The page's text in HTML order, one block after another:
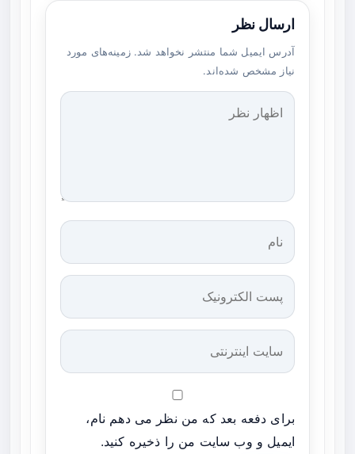
ارسال نظر
آدرس ایمیل شما منتشر نخواهد شد. زمینه‌های مورد
نیاز مشخص شده‌اند.
برای دفعه بعد که من نظر می دهم نام،
ایمیل و وب سایت من را ذخیره کنید.